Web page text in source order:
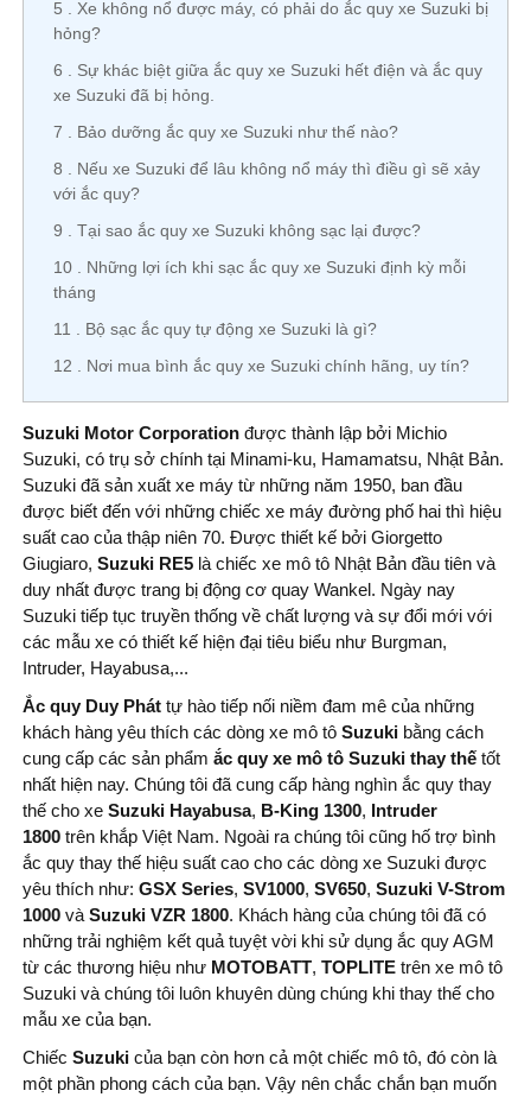
5
Xe không nổ được máy, có phải do ắc quy xe Suzuki bị
hỏng?
6
Sự khác biệt giữa ắc quy xe Suzuki hết điện và ắc quy
xe Suzuki đã bị hỏng.
7
Bảo dưỡng ắc quy xe Suzuki như thế nào?
8
Nếu xe Suzuki để lâu không nổ máy thì điều gì sẽ xảy
với ắc quy?
9
Tại sao ắc quy xe Suzuki không sạc lại được?
10
Những lợi ích khi sạc ắc quy xe Suzuki định kỳ mỗi
tháng
11
Bộ sạc ắc quy tự động xe Suzuki là gì?
12
Nơi mua bình ắc quy xe Suzuki chính hãng, uy tín?
Suzuki Motor Corporation được thành lập bởi Michio
Suzuki, có trụ sở chính tại Minami-ku, Hamamatsu, Nhật Bản.
Suzuki đã sản xuất xe máy từ những năm 1950, ban đầu
được biết đến với những chiếc xe máy đường phố hai thì hiệu
suất cao của thập niên 70. Được thiết kế bởi Giorgetto
Giugiaro, Suzuki RE5 là chiếc xe mô tô Nhật Bản đầu tiên và
duy nhất được trang bị động cơ quay Wankel. Ngày nay
Suzuki tiếp tục truyền thống về chất lượng và sự đổi mới với
các mẫu xe có thiết kế hiện đại tiêu biểu như Burgman,
Intruder, Hayabusa,...
Ắc quy Duy Phát tự hào tiếp nối niềm đam mê của những
khách hàng yêu thích các dòng xe mô tô Suzuki bằng cách
cung cấp các sản phẩm ắc quy xe mô tô Suzuki thay thế tốt
nhất hiện nay. Chúng tôi đã cung cấp hàng nghìn ắc quy thay
thế cho xe Suzuki Hayabusa, B-King 1300, Intruder
1800 trên khắp Việt Nam. Ngoài ra chúng tôi cũng hố trợ bình
ắc quy thay thế hiệu suất cao cho các dòng xe Suzuki được
yêu thích như: GSX Series, SV1000, SV650, Suzuki V-Strom
1000 và Suzuki VZR 1800. Khách hàng của chúng tôi đã có
những trải nghiệm kết quả tuyệt vời khi sử dụng ắc quy AGM
từ các thương hiệu như MOTOBATT, TOPLITE trên xe mô tô
Suzuki và chúng tôi luôn khuyên dùng chúng khi thay thế cho
mẫu xe của bạn.
Chiếc Suzuki của bạn còn hơn cả một chiếc mô tô, đó còn là
một phần phong cách của bạn. Vậy nên chắc chắn bạn muốn